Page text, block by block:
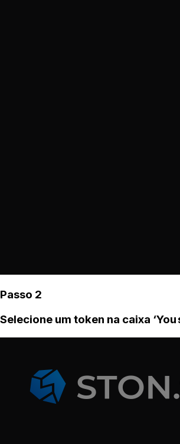
Passo 2
Selecione um token na caixa